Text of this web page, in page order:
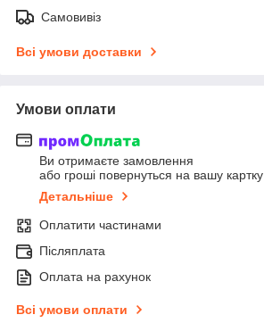
Самовивіз
Всі умови доставки
Умови оплати
Ви отримаєте замовлення
або гроші повернуться на вашу картку
Детальніше
Оплатити частинами
Післяплата
Оплата на рахунок
Всі умови оплати